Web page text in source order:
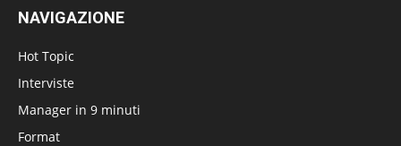
NAVIGAZIONE
Hot Topic
Interviste
Manager in 9 minuti
Format